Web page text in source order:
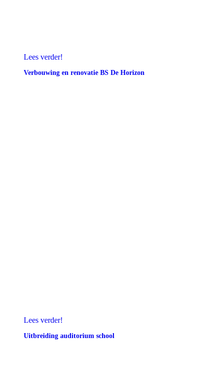
Lees verder!
Verbouwing en renovatie BS De Horizon
Lees verder!
Uitbreiding auditorium school